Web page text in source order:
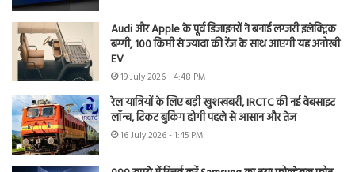
Audi और Apple के पूर्व डिजाइनरों ने बनाई लग्जरी इलेक्ट्रिक
बग्गी, 100 किमी से ज्यादा की रेंज के साथ आएगी यह अनोखी
EV
19 July 2026 - 4:48 PM
रेल यात्रियों के लिए बड़ी खुशखबरी, IRCTC की नई वेबसाइट
लॉन्च, टिकट बुकिंग होगी पहले से आसान और तेज
16 July 2026 - 1:45 PM